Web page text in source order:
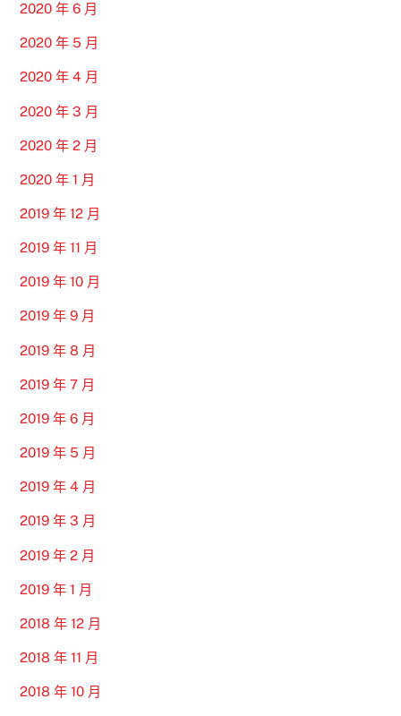
2020 年 6 月
2020 年 5 月
2020 年 4 月
2020 年 3 月
2020 年 2 月
2020 年 1 月
2019 年 12 月
2019 年 11 月
2019 年 10 月
2019 年 9 月
2019 年 8 月
2019 年 7 月
2019 年 6 月
2019 年 5 月
2019 年 4 月
2019 年 3 月
2019 年 2 月
2019 年 1 月
2018 年 12 月
2018 年 11 月
2018 年 10 月